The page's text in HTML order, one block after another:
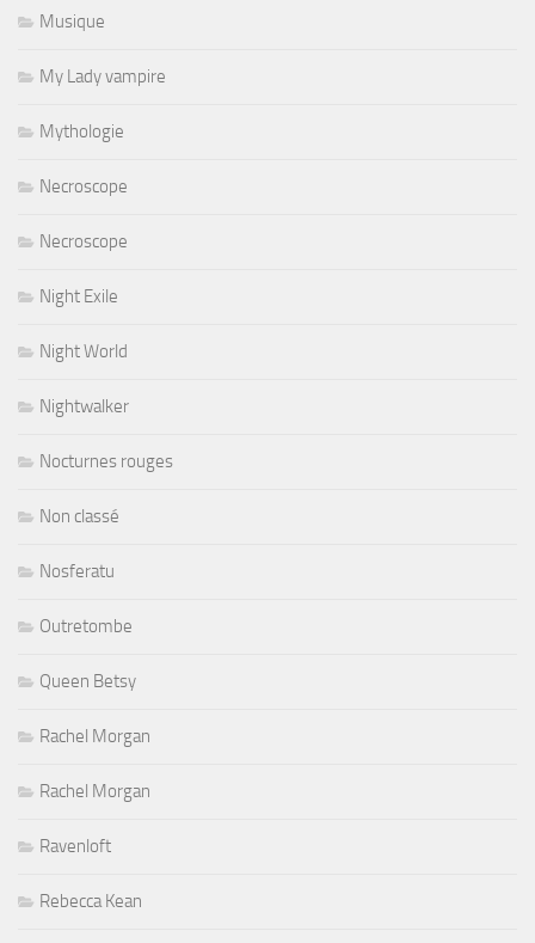
Musique
My Lady vampire
Mythologie
Necroscope
Necroscope
Night Exile
Night World
Nightwalker
Nocturnes rouges
Non classé
Nosferatu
Outretombe
Queen Betsy
Rachel Morgan
Rachel Morgan
Ravenloft
Rebecca Kean